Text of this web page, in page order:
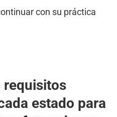
con su práctica
requisitos
estado para